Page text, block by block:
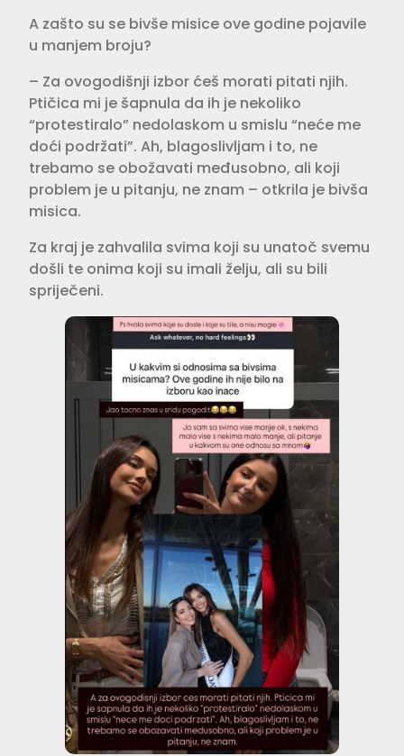
A zašto su se bivše misice ove godine pojavile
u manjem broju?
– Za ovogodišnji izbor ćeš morati pitati njih.
Ptičica mi je šapnula da ih je nekoliko
“protestiralo” nedolaskom u smislu “neće me
doći podržati”. Ah, blagoslivljam i to, ne
trebamo se obožavati međusobno, ali koji
problem je u pitanju, ne znam – otkrila je bivša
misica.
Za kraj je zahvalila svima koji su unatoč svemu
došli te onima koji su imali želju, ali su bili
spriječeni.